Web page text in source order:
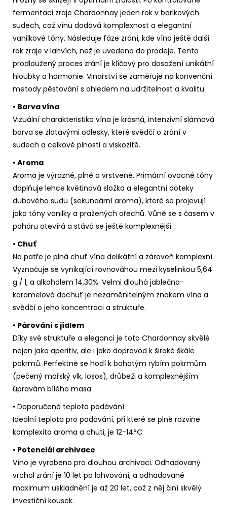
fermentaci zraje Chardonnay jeden rok v barikových
sudech, což vínu dodává komplexnost a elegantní
vanilkové tóny. Následuje fáze zrání, kde víno ještě další
rok zraje v lahvích, než je uvedeno do prodeje. Tento
prodloužený proces zrání je klíčový pro dosažení unikátní
hloubky a harmonie. Vinařství se zaměřuje na konvenční
metody pěstování s ohledem na udržitelnost a kvalitu.
• Barva vína
Vizuální charakteristika vína je krásná, intenzivní slámová
barva se zlatavými odlesky, které svědčí o zrání v
sudech a celkové plnosti a viskozitě.
• Aroma
Aroma je výrazné, plné a vrstvené. Primární ovocné tóny
doplňuje lehce květinová složka a elegantní doteky
dubového sudu (sekundární aroma), které se projevují
jako tóny vanilky a pražených ořechů. Vůně se s časem v
poháru otevírá a stává se ještě komplexnější.
• Chuť
Na patře je plná chuť vína delikátní a zároveň komplexní.
Vyznačuje se vynikající rovnováhou mezi kyselinkou 5,64
g / l, a alkoholem 14,30%. Velmi dlouhá jablečno-
karamelová dochuť je nezaměnitelným znakem vína a
svědčí o jeho koncentraci a struktuře.
• Párování s jídlem
Díky své struktuře a eleganci je toto Chardonnay skvělé
nejen jako aperitiv, ale i jako doprovod k široké škále
pokrmů. Perfektně se hodí k bohatým rybím pokrmům
(pečený mořský vlk, losos), drůbeži a komplexnějším
úpravám bílého masa.
• Doporučená teplota podávání
Ideální teplota pro podávání, při které se plně rozvine
komplexita aroma a chuti, je 12-14°C
• Potenciál archivace
Víno je vyrobeno pro dlouhou archivaci. Odhadovaný
vrchol zrání je 10 let po lahvování, a odhadované
maximum uskladnění je až 20 let, což z něj činí skvělý
investiční kousek.